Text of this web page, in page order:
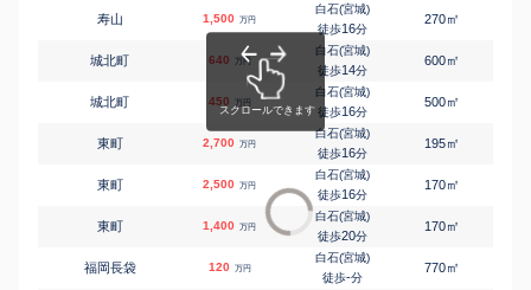
寿山 1,500 万円
白石(宮城)
徒歩16分
270㎡
城北町 640 万円
白石(宮城)
徒歩14分
600㎡
城北町 450 万円
白石(宮城)
徒歩16分
500㎡
東町 2,700 万円
白石(宮城)
徒歩16分
195㎡
東町 2,500 万円
白石(宮城)
徒歩16分
170㎡
東町 1,400 万円
白石(宮城)
徒歩20分
170㎡
福岡長袋 120 万円
白石(宮城)
徒歩-分
770㎡